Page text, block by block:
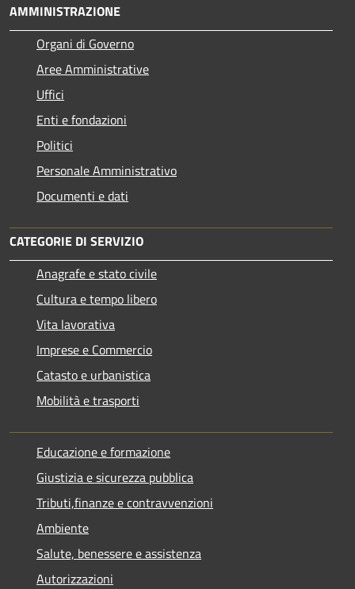
AMMINISTRAZIONE
Organi di Governo
Aree Amministrative
Uffici
Enti e fondazioni
Politici
Personale Amministrativo
Documenti e dati
CATEGORIE DI SERVIZIO
Anagrafe e stato civile
Cultura e tempo libero
Vita lavorativa
Imprese e Commercio
Catasto e urbanistica
Mobilità e trasporti
Educazione e formazione
Giustizia e sicurezza pubblica
Tributi,finanze e contravvenzioni
Ambiente
Salute, benessere e assistenza
Autorizzazioni